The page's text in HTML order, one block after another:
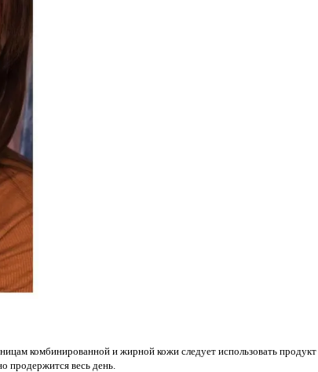
комбинированной и жирной кожи следует использовать
продержится весь день.